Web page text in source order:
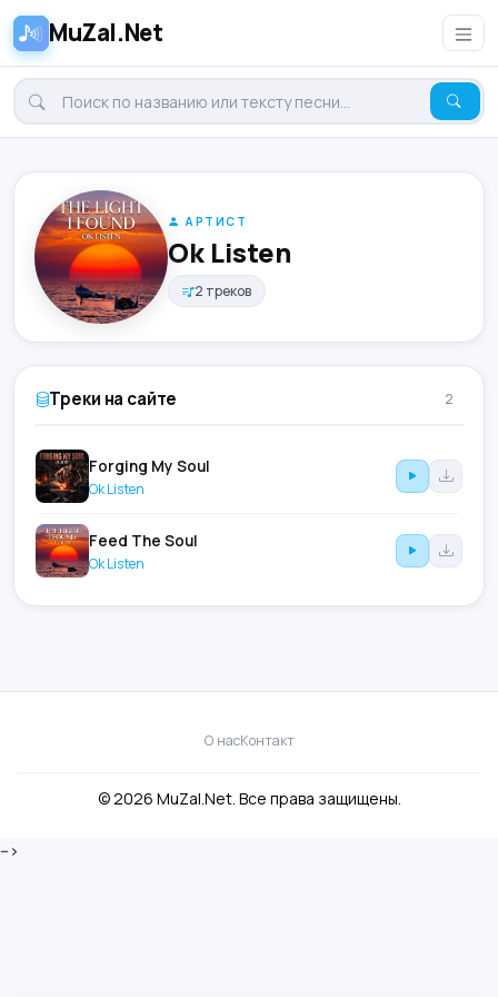
MuZal.Net
АРТИСТ
Ok Listen
2 треков
Треки на сайте 2
Forging My Soul
Ok Listen
Feed The Soul
Ok Listen
О насКонтакт
© 2026 MuZal.Net. Все права защищены.
-->